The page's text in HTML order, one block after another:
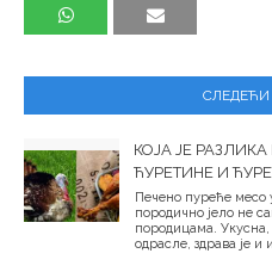
КОЈА ЈЕ
ЋУРЕТИНЕ И
Печено пуреће месо
породично јело не
породицама.
одрасле, здрава је и